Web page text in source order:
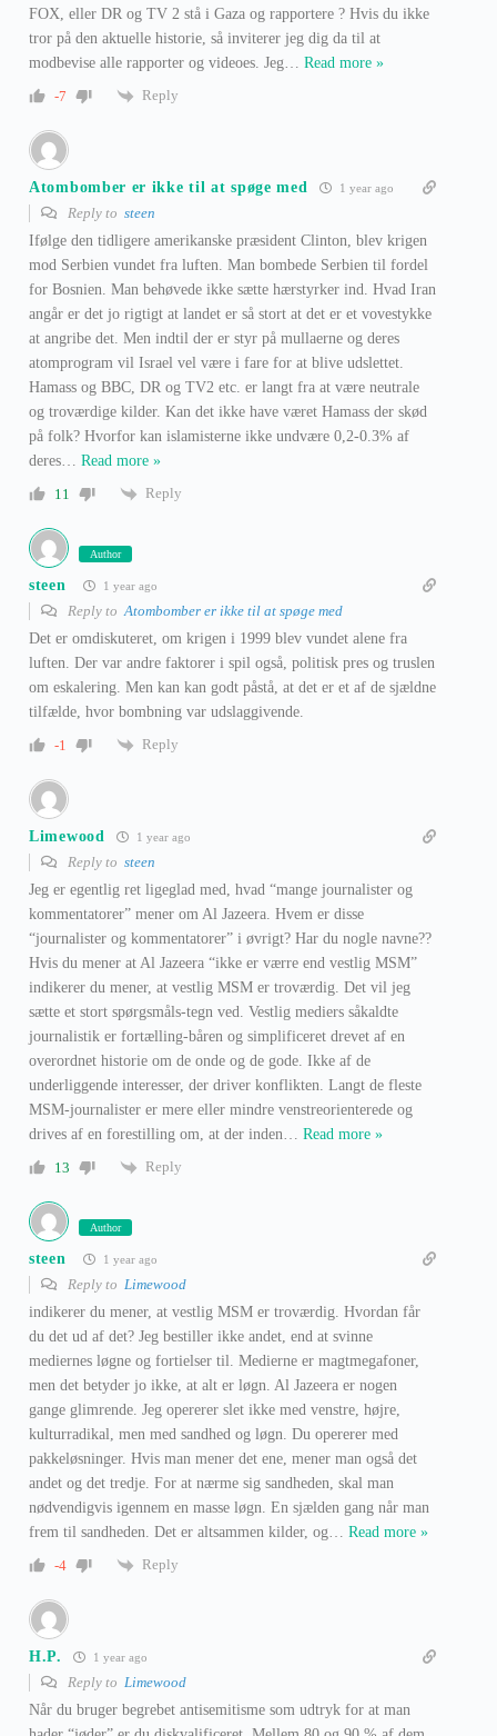
FOX, eller DR og TV 2 stå i Gaza og rapportere ? Hvis du ikke
tror på den aktuelle historie, så inviterer jeg dig da til at
modbevise alle rapporter og videoes. Jeg… Read more »
-7
Reply
Atombomber er ikke til at spøge med 1 year ago
Reply to steen
Ifølge den tidligere amerikanske præsident Clinton, blev krigen
mod Serbien vundet fra luften. Man bombede Serbien til fordel
for Bosnien. Man behøvede ikke sætte hærstyrker ind. Hvad Iran
angår er det jo rigtigt at landet er så stort at det er et vovestykke
at angribe det. Men indtil der er styr på mullaerne og deres
atomprogram vil Israel vel være i fare for at blive udslettet.
Hamass og BBC, DR og TV2 etc. er langt fra at være neutrale
og troværdige kilder. Kan det ikke have været Hamass der skød
på folk? Hvorfor kan islamisterne ikke undvære 0,2-0.3% af
deres… Read more »
11
Reply
Author
steen 1 year ago
Reply toAtombomber er ikke til at spøge med
Det er omdiskuteret, om krigen i 1999 blev vundet alene fra
luften. Der var andre faktorer i spil også, politisk pres og truslen
om eskalering. Men kan kan godt påstå, at det er et af de sjældne
tilfælde, hvor bombning var udslaggivende.
-1
Reply
Limewood 1 year ago
Reply to steen
Jeg er egentlig ret ligeglad med, hvad “mange journalister og
kommentatorer” mener om Al Jazeera. Hvem er disse
“journalister og kommentatorer” i øvrigt? Har du nogle navne??
Hvis du mener at Al Jazeera “ikke er værre end vestlig MSM”
indikerer du mener, at vestlig MSM er troværdig. Det vil jeg
sætte et stort spørgsmåls-tegn ved. Vestlig mediers såkaldte
journalistik er fortælling-båren og simplificeret drevet af en
overordnet historie om de onde og de gode. Ikke af de
underliggende interesser, der driver konflikten. Langt de fleste
MSM-journalister er mere eller mindre venstreorienterede og
drives af en forestilling om, at der inden… Read more »
13
Reply
Author
steen 1 year ago
Reply to Limewood
indikerer du mener, at vestlig MSM er troværdig. Hvordan får
du det ud af det? Jeg bestiller ikke andet, end at svinne
mediernes løgne og fortielser til. Medierne er magtmegafoner,
men det betyder jo ikke, at alt er løgn. Al Jazeera er nogen
gange glimrende. Jeg opererer slet ikke med venstre, højre,
kulturradikal, men med sandhed og løgn. Du opererer med
pakkeløsninger. Hvis man mener det ene, mener man også det
andet og det tredje. For at nærme sig sandheden, skal man
nødvendigvis igennem en masse løgn. En sjælden gang når man
frem til sandheden. Det er altsammen kilder, og… Read more »
-4
Reply
H.P. 1 year ago
Reply to Limewood
Når du bruger begrebet antisemitisme som udtryk for at man